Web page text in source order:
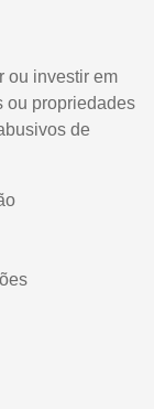
ou investir em
ou propriedades
de